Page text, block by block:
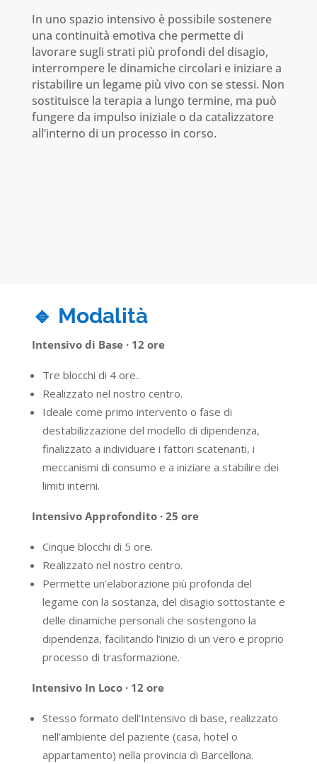
In uno spazio intensivo è possibile sostenere
una continuità emotiva che permette di
lavorare sugli strati più profondi del disagio,
interrompere le dinamiche circolari e iniziare a
ristabilire un legame più vivo con se stessi. Non
sostituisce la terapia a lungo termine, ma può
fungere da impulso iniziale o da catalizzatore
all’interno di un processo in corso.
🔹 Modalità
Intensivo di Base · 12 ore
Tre blocchi di 4 ore..
Realizzato nel nostro centro.
Ideale come primo intervento o fase di
destabilizzazione del modello di dipendenza,
finalizzato a individuare i fattori scatenanti, i
meccanismi di consumo e a iniziare a stabilire dei
limiti interni.
Intensivo Approfondito · 25 ore
Cinque blocchi di 5 ore.
Realizzato nel nostro centro.
Permette un’elaborazione più profonda del
legame con la sostanza, del disagio sottostante e
delle dinamiche personali che sostengono la
dipendenza, facilitando l’inizio di un vero e proprio
processo di trasformazione.
Intensivo In Loco · 12 ore
Stesso formato dell’Intensivo di base, realizzato
nell’ambiente del paziente (casa, hotel o
appartamento) nella provincia di Barcellona.